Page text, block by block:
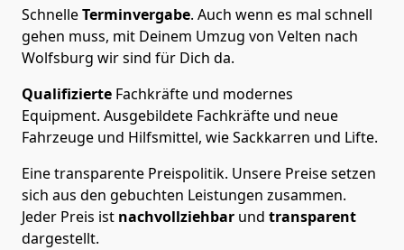
SchnelleTerminvergabe. Auch wenn es mal schnell
gehen muss, mit Deinem Umzug von Velten nach
Wolfsburg wir sind für Dich da.
Qualifizierte Fachkräfte und modernes
Equipment. Ausgebildete Fachkräfte und neue
Fahrzeuge und Hilfsmittel, wie Sackkarren und Lifte.
Eine transparente Preispolitik. Unsere Preise setzen
sich aus den gebuchten Leistungen zusammen.
Jeder Preis ist nachvollziehbar und transparent
dargestellt.